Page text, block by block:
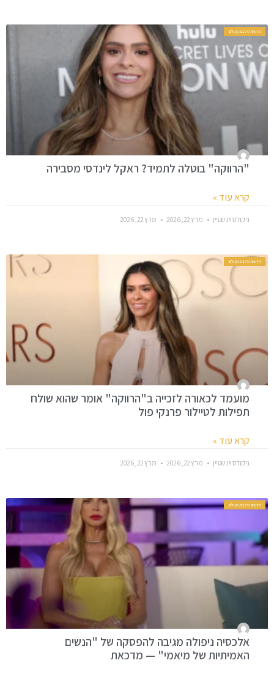
חדשות סלבס בעולם
"הרווקה" בוטלה לתמיד? ראקל לינדסי מסבירה
קרא עוד »
ניקולס וינשטיין מרץ 22, 2026 מרץ 22, 2026
חדשות סלבס בעולם
מועמד לכאורה לזכייה ב"הרווקה" אומר שהוא שולח
תפילות לטיילור פרנקי פול
קרא עוד »
ניקולס וינשטיין מרץ 22, 2026 מרץ 22, 2026
חדשות סלבס בעולם
אלכסיה ניפולה מגיבה להפסקה של "הנשים
האמיתיות של מיאמי" — מדכאת